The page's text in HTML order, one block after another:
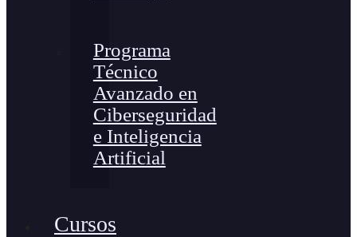
Programa
Técnico
Avanzado en
Ciberseguridad
e Inteligencia
Artificial
Cursos